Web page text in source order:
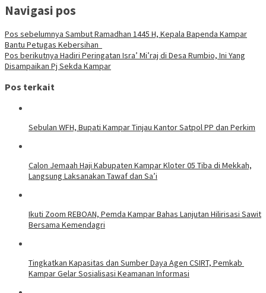
Navigasi pos
Pos sebelumnya Sambut Ramadhan 1445 H, Kepala Bapenda Kampar
Bantu Petugas Kebersihan
Pos berikutnya Hadiri Peringatan Isra’ Mi’raj di Desa Rumbio, Ini Yang
Disampaikan Pj Sekda Kampar
Pos terkait
Sebulan WFH, Bupati Kampar Tinjau Kantor Satpol PP dan Perkim
Calon Jemaah Haji Kabupaten Kampar Kloter 05 Tiba di Mekkah,
Langsung Laksanakan Tawaf dan Sa’i
Ikuti Zoom REBOAN, Pemda Kampar Bahas Lanjutan Hilirisasi Sawit
Bersama Kemendagri
Tingkatkan Kapasitas dan Sumber Daya Agen CSIRT, Pemkab
Kampar Gelar Sosialisasi Keamanan Informasi